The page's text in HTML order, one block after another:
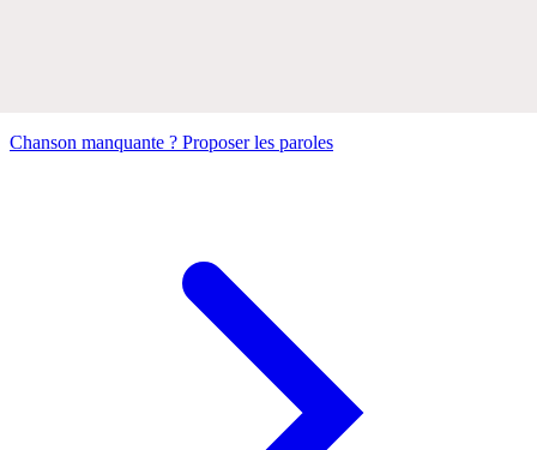
Chanson manquante ? Proposer les paroles